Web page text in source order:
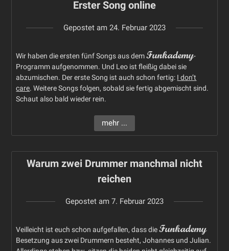
Erster Song online
Gepostet am 24. Februar 2023
Wir haben die ersten fünf Songs aus demFunkademy-
Programm aufgenommen. Und Leo ist fleißig dabei sie
abzumischen. Der erste Song ist auch schon fertig: I don’t
care. Weitere Songs folgen, sobald sie fertig abgemischt sind.
Schaut also bald wieder rein.
mehr ...
Warum zwei Drummer manchmal nicht
reichen
Gepostet am 7. Februar 2023
Veilleicht ist euch schon aufgefallen, dass dieFunkademy
Besetzung aus zwei Drummern besteht, Johannes und Julian.